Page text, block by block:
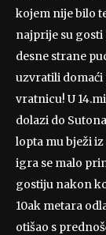
kojem nije bilo
najprije su
desne strane
uzvratili domaći
vratnicu! U
dolazi do
lopta mu bježi
igra se malo
gostiju nakon
10ak metara
otišao s